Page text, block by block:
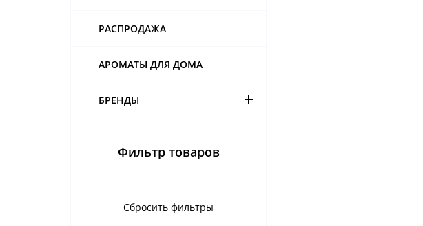
РАСПРОДАЖА
АРОМАТЫ ДЛЯ ДОМА
БРЕНДЫ
Фильтр товаров
Сбросить фильтры